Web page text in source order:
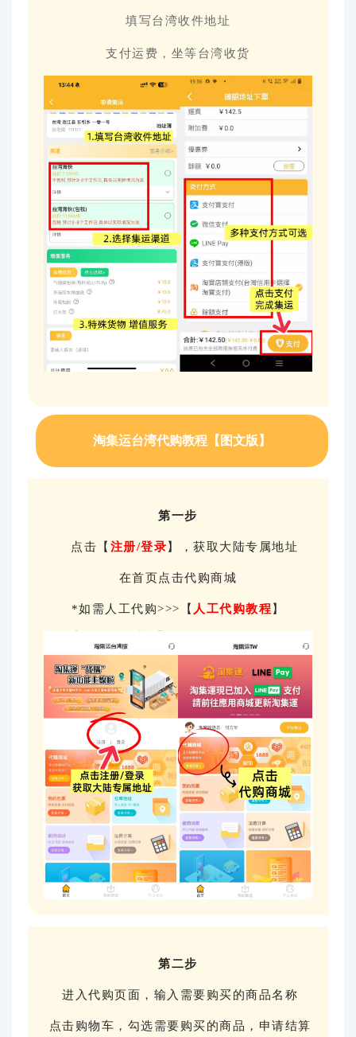
填写台湾收件地址
支付运费，坐等台湾收货
淘集运台湾代购教程【图文版】
第一步
点击【 注册/登录 】，获取大陆专属地址
在首页点击代购商城
*如需人工代购>>>【 人工代购教程 】
第二步
进入代购页面，输入需要购买的商品名称
点击购物车，勾选需要购买的商品，申请结算